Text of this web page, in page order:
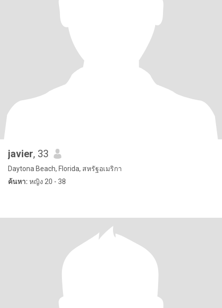
javier, 33
Daytona Beach, Florida, สหรัฐอเมริกา
ค้นหา: หญิง 20 - 38